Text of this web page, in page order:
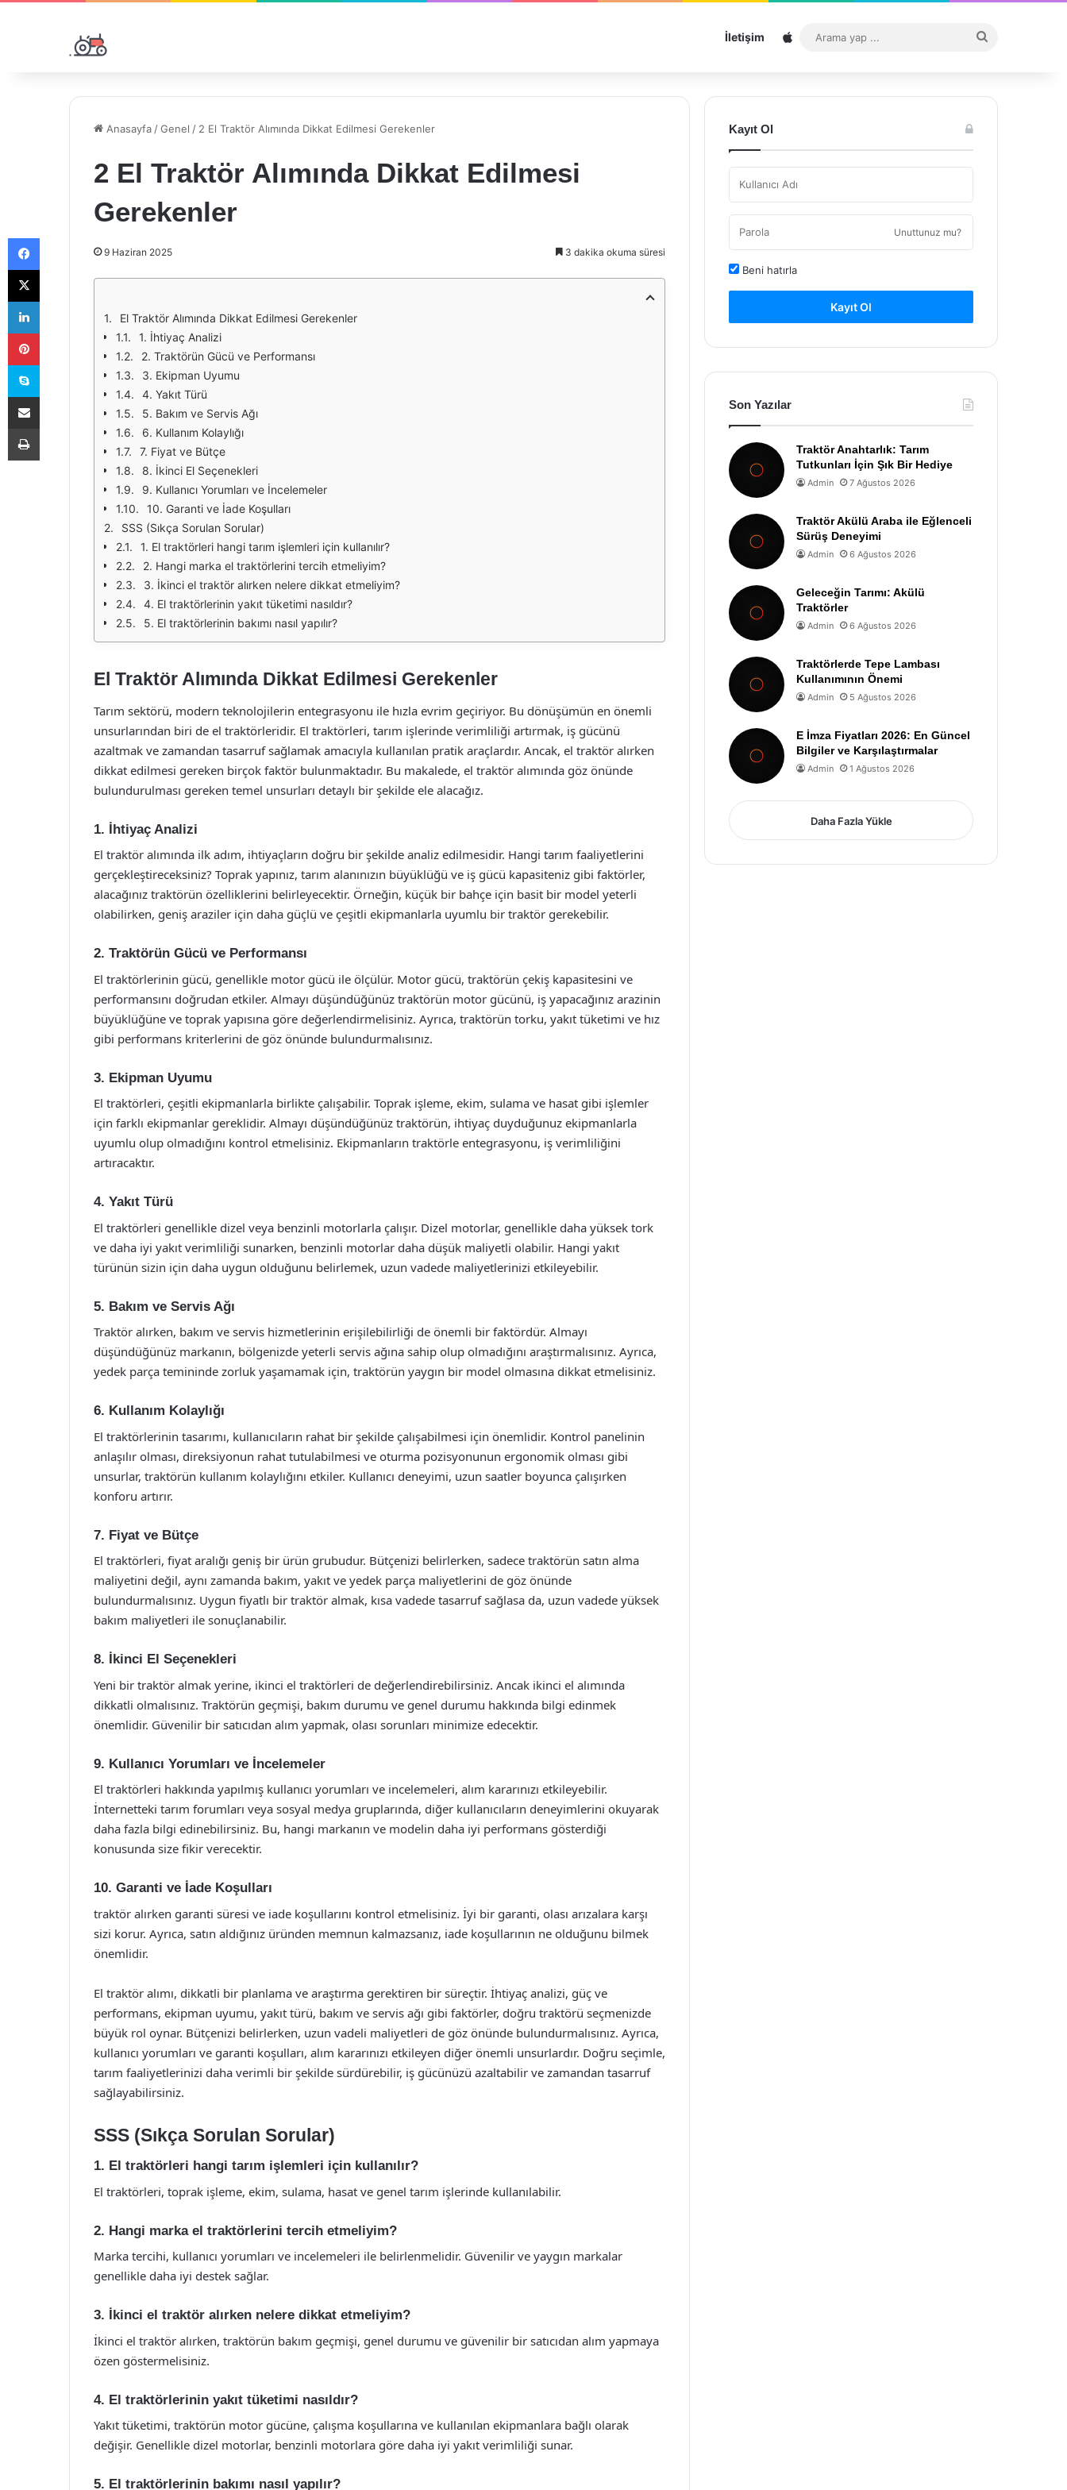
İletişim Sitemap
...
Anasayfa /Genel / 2 El Traktör Alımında Dikkat Edilmesi Gerekenler
2 El Traktör Alımında Dikkat Edilmesi
Gerekenler
9 Haziran 2025 3 dakika okuma süresi
El Traktör Alımında Dikkat Edilmesi Gerekenler
1. İhtiyaç Analizi
2. Traktörün Gücü ve Performansı
3. Ekipman Uyumu
4. Yakıt Türü
5. Bakım ve Servis Ağı
6. Kullanım Kolaylığı
7. Fiyat ve Bütçe
8. İkinci El Seçenekleri
9. Kullanıcı Yorumları ve İncelemeler
10. Garanti ve İade Koşulları
SSS (Sıkça Sorulan Sorular)
1. El traktörleri hangi tarım işlemleri için kullanılır?
2. Hangi marka el traktörlerini tercih etmeliyim?
3. İkinci el traktör alırken nelere dikkat etmeliyim?
4. El traktörlerinin yakıt tüketimi nasıldır?
5. El traktörlerinin bakımı nasıl yapılır?
El Traktör Alımında Dikkat Edilmesi Gerekenler
Tarım sektörü, modern teknolojilerin entegrasyonu ile hızla evrim geçiriyor. Bu dönüşümün en önemli
unsurlarından biri de el traktörleridir. El traktörleri, tarım işlerinde verimliliği artırmak, iş gücünü
azaltmak ve zamandan tasarruf sağlamak amacıyla kullanılan pratik araçlardır. Ancak, el traktör alırken
dikkat edilmesi gereken birçok faktör bulunmaktadır. Bu makalede, el traktör alımında göz önünde
bulundurulması gereken temel unsurları detaylı bir şekilde ele alacağız.
1. İhtiyaç Analizi
El traktör alımında ilk adım, ihtiyaçların doğru bir şekilde analiz edilmesidir. Hangi tarım faaliyetlerini
gerçekleştireceksiniz? Toprak yapınız, tarım alanınızın büyüklüğü ve iş gücü kapasiteniz gibi faktörler,
alacağınız traktörün özelliklerini belirleyecektir. Örneğin, küçük bir bahçe için basit bir model yeterli
olabilirken, geniş araziler için daha güçlü ve çeşitli ekipmanlarla uyumlu bir traktör gerekebilir.
2. Traktörün Gücü ve Performansı
El traktörlerinin gücü, genellikle motor gücü ile ölçülür. Motor gücü, traktörün çekiş kapasitesini ve
performansını doğrudan etkiler. Almayı düşündüğünüz traktörün motor gücünü, iş yapacağınız arazinin
büyüklüğüne ve toprak yapısına göre değerlendirmelisiniz. Ayrıca, traktörün torku, yakıt tüketimi ve hız
gibi performans kriterlerini de göz önünde bulundurmalısınız.
3. Ekipman Uyumu
El traktörleri, çeşitli ekipmanlarla birlikte çalışabilir. Toprak işleme, ekim, sulama ve hasat gibi işlemler
için farklı ekipmanlar gereklidir. Almayı düşündüğünüz traktörün, ihtiyaç duyduğunuz ekipmanlarla
uyumlu olup olmadığını kontrol etmelisiniz. Ekipmanların traktörle entegrasyonu, iş verimliliğini
artıracaktır.
4. Yakıt Türü
El traktörleri genellikle dizel veya benzinli motorlarla çalışır. Dizel motorlar, genellikle daha yüksek tork
ve daha iyi yakıt verimliliği sunarken, benzinli motorlar daha düşük maliyetli olabilir. Hangi yakıt
türünün sizin için daha uygun olduğunu belirlemek, uzun vadede maliyetlerinizi etkileyebilir.
5. Bakım ve Servis Ağı
Traktör alırken, bakım ve servis hizmetlerinin erişilebilirliği de önemli bir faktördür. Almayı
düşündüğünüz markanın, bölgenizde yeterli servis ağına sahip olup olmadığını araştırmalısınız. Ayrıca,
yedek parça temininde zorluk yaşamamak için, traktörün yaygın bir model olmasına dikkat etmelisiniz.
6. Kullanım Kolaylığı
El traktörlerinin tasarımı, kullanıcıların rahat bir şekilde çalışabilmesi için önemlidir. Kontrol panelinin
anlaşılır olması, direksiyonun rahat tutulabilmesi ve oturma pozisyonunun ergonomik olması gibi
unsurlar, traktörün kullanım kolaylığını etkiler. Kullanıcı deneyimi, uzun saatler boyunca çalışırken
konforu artırır.
7. Fiyat ve Bütçe
El traktörleri, fiyat aralığı geniş bir ürün grubudur. Bütçenizi belirlerken, sadece traktörün satın alma
maliyetini değil, aynı zamanda bakım, yakıt ve yedek parça maliyetlerini de göz önünde
bulundurmalısınız. Uygun fiyatlı bir traktör almak, kısa vadede tasarruf sağlasa da, uzun vadede yüksek
bakım maliyetleri ile sonuçlanabilir.
8. İkinci El Seçenekleri
Yeni bir traktör almak yerine, ikinci el traktörleri de değerlendirebilirsiniz. Ancak ikinci el alımında
dikkatli olmalısınız. Traktörün geçmişi, bakım durumu ve genel durumu hakkında bilgi edinmek
önemlidir. Güvenilir bir satıcıdan alım yapmak, olası sorunları minimize edecektir.
9. Kullanıcı Yorumları ve İncelemeler
El traktörleri hakkında yapılmış kullanıcı yorumları ve incelemeleri, alım kararınızı etkileyebilir.
İnternetteki tarım forumları veya sosyal medya gruplarında, diğer kullanıcıların deneyimlerini okuyarak
daha fazla bilgi edinebilirsiniz. Bu, hangi markanın ve modelin daha iyi performans gösterdiği
konusunda size fikir verecektir.
10. Garanti ve İade Koşulları
traktör alırken garanti süresi ve iade koşullarını kontrol etmelisiniz. İyi bir garanti, olası arızalara karşı
sizi korur. Ayrıca, satın aldığınız üründen memnun kalmazsanız, iade koşullarının ne olduğunu bilmek
önemlidir.
El traktör alımı, dikkatli bir planlama ve araştırma gerektiren bir süreçtir. İhtiyaç analizi, güç ve
performans, ekipman uyumu, yakıt türü, bakım ve servis ağı gibi faktörler, doğru traktörü seçmenizde
büyük rol oynar. Bütçenizi belirlerken, uzun vadeli maliyetleri de göz önünde bulundurmalısınız. Ayrıca,
kullanıcı yorumları ve garanti koşulları, alım kararınızı etkileyen diğer önemli unsurlardır. Doğru seçimle,
tarım faaliyetlerinizi daha verimli bir şekilde sürdürebilir, iş gücünüzü azaltabilir ve zamandan tasarruf
sağlayabilirsiniz.
SSS (Sıkça Sorulan Sorular)
1. El traktörleri hangi tarım işlemleri için kullanılır?
El traktörleri, toprak işleme, ekim, sulama, hasat ve genel tarım işlerinde kullanılabilir.
2. Hangi marka el traktörlerini tercih etmeliyim?
Marka tercihi, kullanıcı yorumları ve incelemeleri ile belirlenmelidir. Güvenilir ve yaygın markalar
genellikle daha iyi destek sağlar.
3. İkinci el traktör alırken nelere dikkat etmeliyim?
İkinci el traktör alırken, traktörün bakım geçmişi, genel durumu ve güvenilir bir satıcıdan alım yapmaya
özen göstermelisiniz.
4. El traktörlerinin yakıt tüketimi nasıldır?
Yakıt tüketimi, traktörün motor gücüne, çalışma koşullarına ve kullanılan ekipmanlara bağlı olarak
değişir. Genellikle dizel motorlar, benzinli motorlara göre daha iyi yakıt verimliliği sunar.
5. El traktörlerinin bakımı nasıl yapılır?
Kayıt Ol
Unuttunuz mu?
Beni hatırla
Kayıt Ol
Son Yazılar
Traktör Anahtarlık: Tarım
Tutkunları İçin Şık Bir Hediye
Admin 7 Ağustos 2026
Traktör Akülü Araba ile Eğlenceli
Sürüş Deneyimi
Admin 6 Ağustos 2026
Geleceğin Tarımı: Akülü
Traktörler
Admin 6 Ağustos 2026
Traktörlerde Tepe Lambası
Kullanımının Önemi
Admin 5 Ağustos 2026
E İmza Fiyatları 2026: En Güncel
Bilgiler ve Karşılaştırmalar
Admin 1 Ağustos 2026
Daha Fazla Yükle
Facebook
X
LinkedIn
Pinterest
Skype
E-Posta ile paylaş